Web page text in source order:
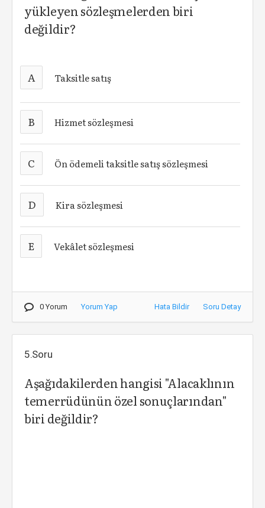
yükleyen sözleşmelerden biri
değildir?
A Taksitle satış
B Hizmet sözleşmesi
C Ön ödemeli taksitle satış sözleşmesi
D Kira sözleşmesi
E Vekâlet sözleşmesi
0 Yorum Yorum Yap Hata Bildir Soru Detay
5.Soru
Aşağıdakilerden hangisi "Alacaklının
temerrüdünün özel sonuçlarından"
biri değildir?